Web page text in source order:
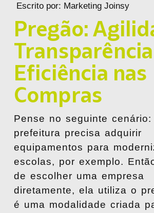
Escrito por: Marketing Joinsy
Pregão:
Eficiência nas
Compras
Pense no seguinte cenário:
prefeitura precisa adquirir
equipamentos para
escolas, por exemplo.
de escolher uma empresa
diretamente, ela utiliza o
é uma modalidade criada